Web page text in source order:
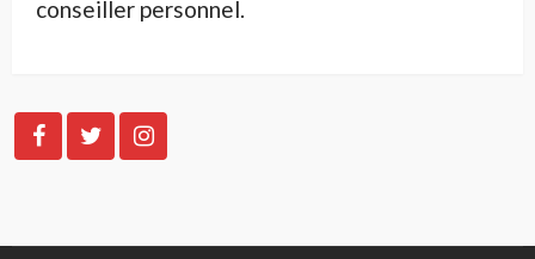
conseiller personnel.